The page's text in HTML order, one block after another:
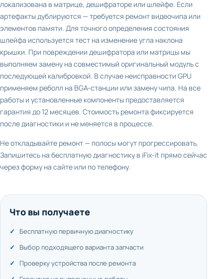
локализована в матрице, дешифраторе или шлейфе. Если
артефакты дублируются — требуется ремонт видеочипа или
элементов памяти. Для точного определения состояния
шлейфа используется тест на изменение угла наклона
крышки. При повреждении дешифратора или матрицы мы
выполняем замену на совместимый оригинальный модуль с
последующей калибровкой. В случае неисправности GPU
применяем реболл на BGA-станции или замену чипа. На все
работы и установленные компоненты предоставляется
гарантия до 12 месяцев. Стоимость ремонта фиксируется
после диагностики и не меняется в процессе.
Не откладывайте ремонт — полосы могут прогрессировать.
Запишитесь на бесплатную диагностику в iFix-it прямо сейчас
через форму на сайте или по телефону.
Что вы получаете
Бесплатную первичную диагностику
Выбор подходящего варианта запчасти
Проверку устройства после ремонта